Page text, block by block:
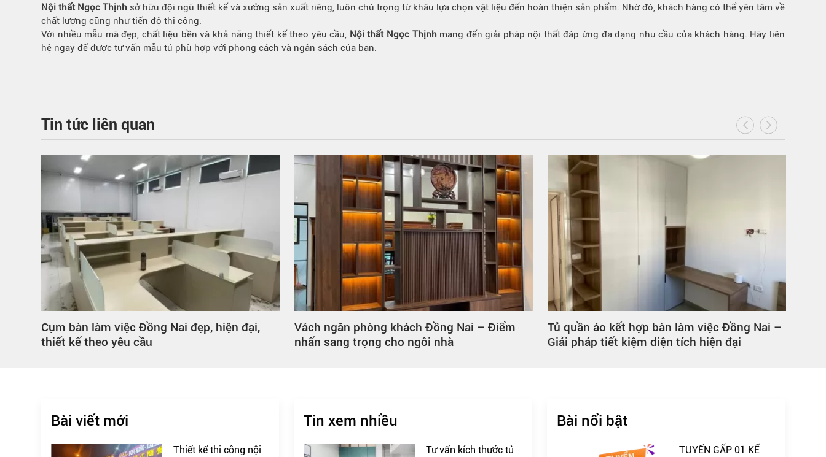
Nội thất Ngọc Thịnh sở hữu đội ngũ thiết kế và xưởng sản xuất riêng, luôn chú trọng từ khâu lựa chọn vật liệu đến hoàn thiện sản phẩm. Nhờ đó, khách hàng có thể yên tâm về
chất lượng cũng như tiến độ thi công.
Với nhiều mẫu mã đẹp, chất liệu bền và khả năng thiết kế theo yêu cầu, Nội thất Ngọc Thịnh mang đến giải pháp nội thất đáp ứng đa dạng nhu cầu của khách hàng. Hãy liên
hệ ngay để được tư vấn mẫu tủ phù hợp với phong cách và ngân sách của bạn.
Tin tức liên quan
Vách ngăn phòng khách Đồng Nai – Điểm
nhấn sang trọng cho ngôi nhà
Tủ quần áo kết hợp bàn làm việc Đồng Nai –
Giải pháp tiết kiệm diện tích hiện đại
Thi công vách ngăn văn phòng nhôm kính –
giải pháp tối ưu không gian làm việc hiện đại
Bài viết mới
Thiết kế thi công nội
Tin xem nhiều
Tư vấn kích thước tủ
Bài nổi bật
TUYỂN GẤP 01 KẾ